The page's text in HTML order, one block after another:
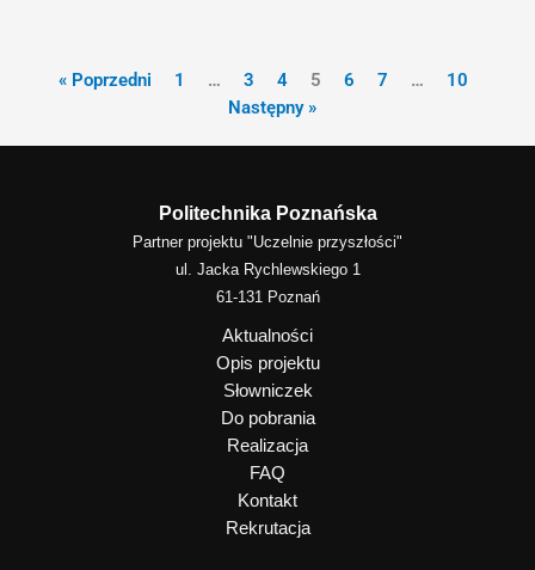
« Poprzedni 1 … 3 4 5 6 7 …
10
Następny »
Politechnika Poznańska
Partner projektu "Uczelnie przyszłości"
ul. Jacka Rychlewskiego 1
61-131 Poznań
Aktualności
Opis projektu
Słowniczek
Do pobrania
Realizacja
FAQ
Kontakt
Rekrutacja